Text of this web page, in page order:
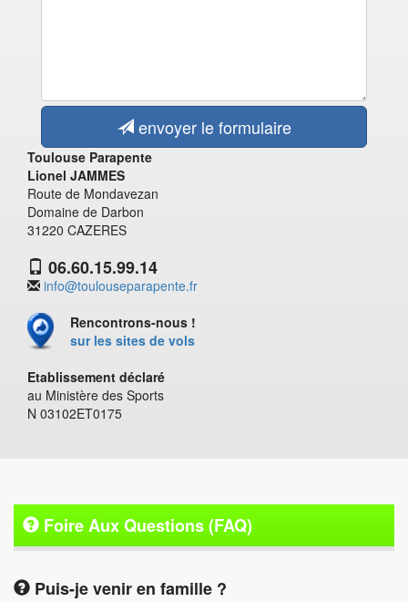
envoyer le formulaire
Toulouse Parapente
Lionel JAMMES
Route de Mondavezan
Domaine de Darbon
31220 CAZERES
06.60.15.99.14
info@toulouseparapente.fr
Rencontrons-nous !
sur les sites de vols
Etablissement déclaré
au Ministère des Sports
N 03102ET0175
Foire Aux Questions (FAQ)
Puis-je venir en famille ?